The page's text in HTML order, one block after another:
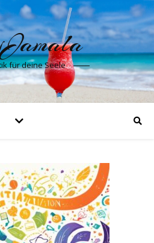
für deine Seele